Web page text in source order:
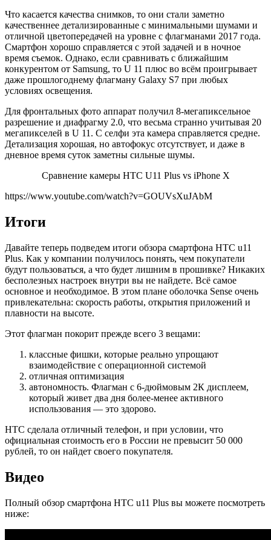
Что касается качества снимков, то они стали заметно
качественнее детализированные с минимальными шумами и
отличной цветопередачей на уровне с флагманами 2017 года.
Смартфон хорошо справляется с этой задачей и в ночное
время съемок. Однако, если сравнивать с ближайшим
конкурентом от Samsung, то U 11 плюс во всём проигрывает
даже прошлогоднему флагману Galaxy S7 при любых
условиях освещения.
Для фронтальных фото аппарат получил 8-мегапиксельное
разрешение и диафрагму 2.0, что весьма странно учитывая 20
мегапикселей в U 11. С селфи эта камера справляется средне.
Детализация хорошая, но автофокус отсутствует, и даже в
дневное время суток заметны сильные шумы.
Сравнение камеры HTC U11 Plus vs iPhone X
https://www.youtube.com/watch?v=GOUVsXuJAbM
Итоги
Давайте теперь подведем итоги обзора смартфона HTC u11
Plus. Как у компании получилось понять, чем покупатели
будут пользоваться, а что будет лишним в прошивке? Никаких
бесполезных настроек внутри вы не найдете. Всё самое
основное и необходимое. В этом плане оболочка Sense очень
привлекательна: скорость работы, открытия приложений и
плавности на высоте.
Этот флагман покорит прежде всего 3 вещами:
классные фишки, которые реально упрощают
взаимодействие с операционной системой
отличная оптимизация
автономность. Флагман с 6-дюймовым 2К дисплеем,
который живет два дня более-менее активного
использования — это здорово.
НТС сделала отличный телефон, и при условии, что
официальная стоимость его в России не превысит 50 000
рублей, то он найдет своего покупателя.
Видео
Полный обзор смартфона HTC u11 Plus вы можете посмотреть
ниже: